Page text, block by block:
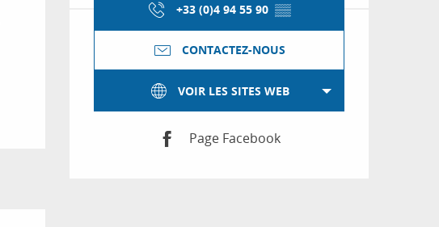
+33 (0)4 94 55 90 ▒▒
CONTACTEZ-NOUS
VOIR LES SITES WEB
Page Facebook